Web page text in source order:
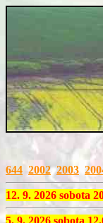
644 2002 2003
12. 9. 2026 sobota
5. 9. 2026 sobota